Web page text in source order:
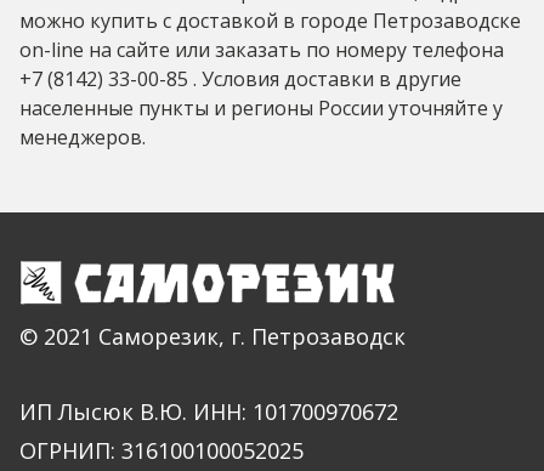
можно купить с доставкой в городе Петрозаводске
on-line на сайте или заказать по номеру телефона
+7 (8142) 33-00-85 . Условия доставки в другие
населенные пункты и регионы России уточняйте у
менеджеров.
© 2021 Саморезик, г. Петрозаводск
ИП Лысюк В.Ю. ИНН: 101700970672
ОГРНИП: 316100100052025